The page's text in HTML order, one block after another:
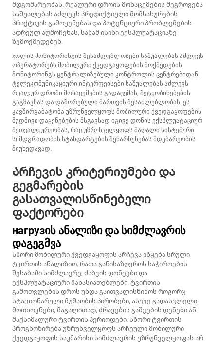
მდგომარეობას. რეალური დროის მონაცემების შეგროვება
საშუალებას აძლევს პრედიქტიული მომსახურების
პრაქტიკის გამოყენებას და პოტენციური პრობლემების
ადრეულ აღმოჩენას, სანამ ისინი ექსპლუატაციაზე
ზემოქმედებენ.
xოლის მონიტორინგის შესაძლებლობები საშუალებას აძლევს
ოპერატორებს მობილური ქვედგაყოფების მოქმედების
მონიტორინგს ცენტრალიზებული კონტროლის ცენტრებიდან.
ტელეკომუნიკაციური ინტერფეისები საშუალებას აძლევს
რეალურ დროში მონაცემების გადაცემას, შეტყობინებების
გაგზავნას და დაშორებული მართვის შესაძლებლობას. ეს
კავშირგაბატობა უზრუნველყოფს მობილური ქვედგაყოფების
მუდმივი დაყენებების მსგავსად იგივე დონის ექსპლუატაციურ
მეთვალყურეობას, რაც უზრუნველყოფს მაღალი სისტემური
სიმდგრადობის სტანდარტების შენარჩუნებას მდებარეობის
მიუხედავად.
Არჩევის კრიტერიუმები და
გეგმარების
გასათვალისწინებელი
ფაქტორები
нагрузის ანალიზი და სიმძლავრის
დაგეგმვა
Სწორი მობილური ქვედგაყოფის არჩევა იწყება სრული
ტვირთის ანალიზით, რათა განისაზღვროს საჭიროების
შესაბამი სიმძლავრე, ძაბვის დონეები და
ექსპლუატაციური მახასიათებლები. ტვირთის
გამოთვლების დროს უნდა გაითვალისწინოს როგორც
სტაციონარული მუშაობის პირობები, ასევე გადასვლელი
მოთხოვნები, მაგალითად, ძრავების გაშვების დენები ან
მაქსიმალური ტვირთის პერიოდები. სწორი ტვირთის
პროგნოზირება უზრუნველყოფს არჩეული მობილური
ქვედგაყოფის საკმარისი სიმძლავრის უზრუნველყოფას არ